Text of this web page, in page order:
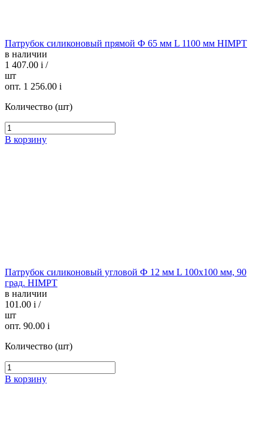
Патрубок силиконовый прямой Ф 65 мм L 1100 мм HIMPT
в наличии
1 407.00 i /
шт
опт. 1 256.00 i
Количество (шт)
В корзину
Патрубок силиконовый угловой Ф 12 мм L 100х100 мм, 90
град. HIMPT
в наличии
101.00 i /
шт
опт. 90.00 i
Количество (шт)
В корзину